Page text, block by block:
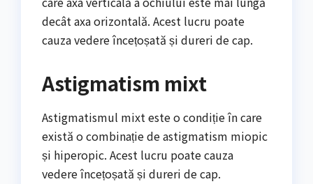
decât axa orizontală. Acest lucru poate
cauza vedere încețoșată și dureri de cap.
Astigmatism mixt
Astigmatismul mixt este o condiție în care
există o combinație de astigmatism miopic
și hiperopic. Acest lucru poate cauza
vedere încețoșată și dureri de cap.